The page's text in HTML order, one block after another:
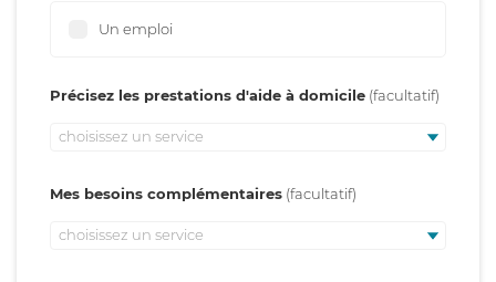
Un emploi
Précisez les prestations d'aide à domicile
choisissez un service
Mes besoins complémentaires
choisissez un service